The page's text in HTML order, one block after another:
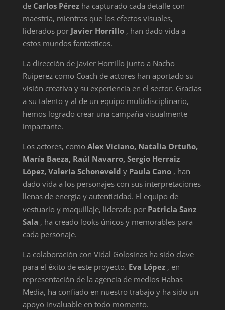
de Carlos Pérezha capturado cada detalle con
maestría, mientras que los efectos visuales,
liderados por Javier Horrillo, han dado vida a
estos mundos fantásticos.
La dirección de Javier Horrillo junto a Nacho
Ruiperez como Coach de actores han aportado su
visión creativa y su experiencia en el sector. Gracias
a su talento y al de un equipo multidisciplinario,
hemos logrado crear una campaña visualmente
impactante.
Los actores, como Alex Viciano, Natalia Ortuño,
María Baeza, Raúl Navarro, Sergio Herraiz
López, Valeria Schoneveld y Paula Cano, han
dado vida a los personajes con sus interpretaciones
llenas de energía y autenticidad. El equipo de
vestuario y maquillaje, liderado por Patricia Sanz
Sala , ha creado looks únicos y memorables para
cada personaje.
La colaboración con Vidal Golosinas ha sido clave
para el éxito de este proyecto. Eva López, en
representación de la agencia de medios Habas
Media, ha confiado en nuestro trabajo y ha sido un
apoyo invaluable en todo momento.